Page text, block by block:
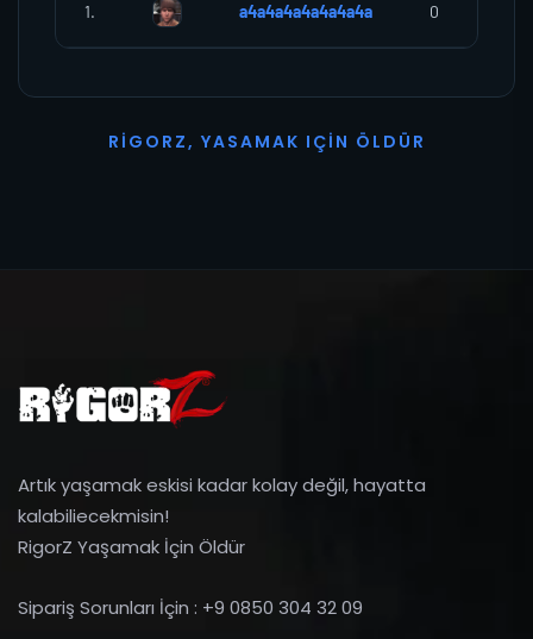
1. a4a4a4a4a4a4a4a 0
R I G O R Z, YASAMAK I ÇI N Ö L D Ü R
Artık yaşamak eskisi kadar kolay değil, hayatta
kalabiliecekmisin!
RigorZ Yaşamak İçin Öldür
Sipariş Sorunları İçin : +9 0850 304 32 09